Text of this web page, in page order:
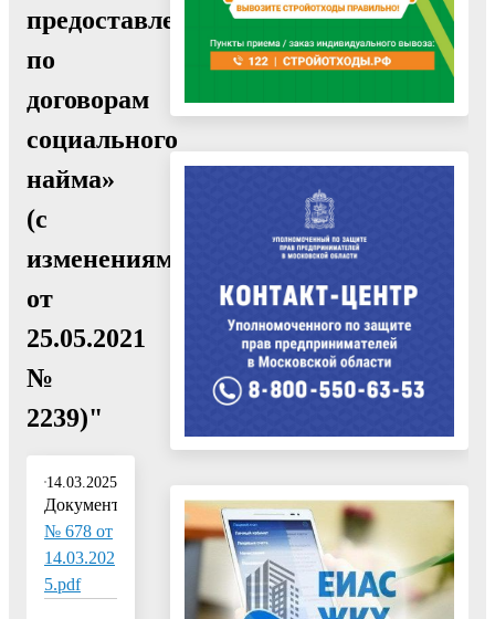
предоставленные
по
договорам
социального
найма»
(с
изменениями
от
25.05.2021
№
2239)"
14.03.2025
Документ:
№ 678 от
14.03.202
5.pdf